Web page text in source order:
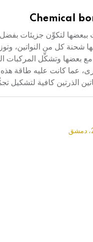
Chemical
شحنة كل من النواتين،
بعضها وتشكِّل المركبات
عما كانت عليه طاقة
الذرتين كافية لتشكيل